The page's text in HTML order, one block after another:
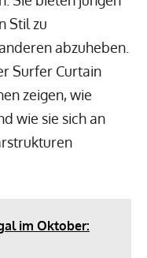
Stil zu
abzuheben.
Surfer Curtain
zeigen, wie
wie sie sich an
im Oktober: